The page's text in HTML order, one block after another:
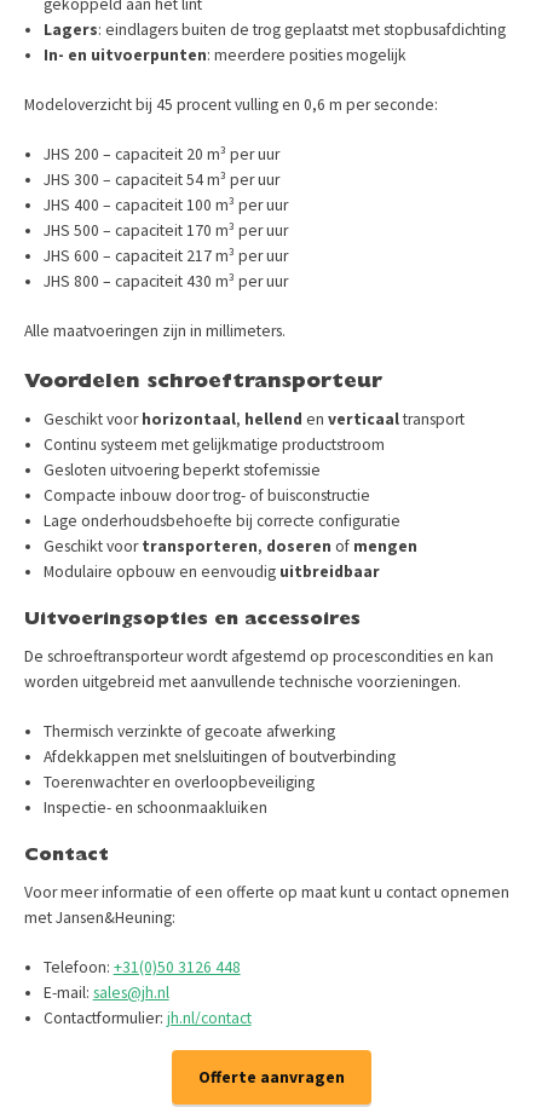
Lagers: eindlagers buiten de trog geplaatst met stopbusafdichting
In- en uitvoerpunten: meerdere posities mogelijk
Modeloverzicht bij 45 procent vulling en 0,6 m per seconde:
JHS 200 – capaciteit 20 m³ per uur
JHS 300 – capaciteit 54 m³ per uur
JHS 400 – capaciteit 100 m³ per uur
JHS 500 – capaciteit 170 m³ per uur
JHS 600 – capaciteit 217 m³ per uur
JHS 800 – capaciteit 430 m³ per uur
Alle maatvoeringen zijn in millimeters.
Voordelen schroeftransporteur
Geschikt voorhorizontaal, hellend en verticaaltransport
Continu systeem met gelijkmatige productstroom
Gesloten uitvoering beperkt stofemissie
Compacte inbouw door trog- of buisconstructie
Lage onderhoudsbehoefte bij correcte configuratie
Geschikt voortransporteren, doseren of mengen
Modulaire opbouw en eenvoudig uitbreidbaar
Uitvoeringsopties en accessoires
De schroeftransporteur wordt afgestemd op procescondities en kan
worden uitgebreid met aanvullende technische voorzieningen.
Thermisch verzinkte of gecoate afwerking
Afdekkappen met snelsluitingen of boutverbinding
Toerenwachter en overloopbeveiliging
Inspectie- en schoonmaakluiken
Contact
Voor meer informatie of een offerte op maat kunt u contact opnemen
met Jansen&Heuning:​
Telefoon: +31(0)50 3126 448
E-mail: sales@jh.nl
Contactformulier: jh.nl/contact
Offerte aanvragen